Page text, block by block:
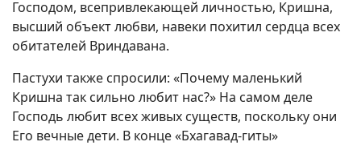
Господом, всепривлекающей личностью, Кришна,
высший объект любви, навеки похитил сердца всех
обитателей Вриндавана.
Пастухи также спросили: «Почему маленький
Кришна так сильно любит нас?» На самом деле
Господь любит всех живых существ, поскольку они
Его вечные дети. В конце «Бхагавад-гиты»